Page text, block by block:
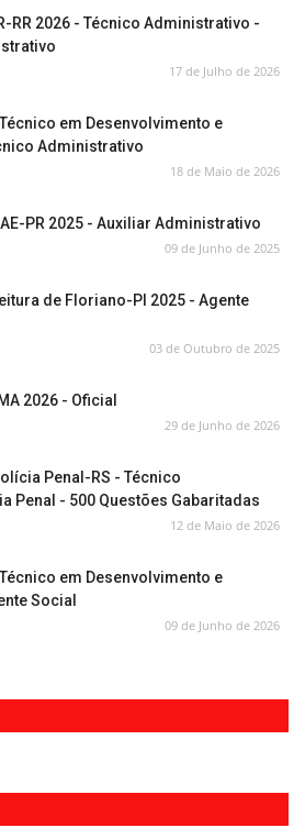
RR 2026 - Técnico Administrativo -
17 de Julho de 2026
em Desenvolvimento e
Administrativo
18 de Maio de 2026
PR 2025 - Auxiliar Administrativo
09 de Junho de 2025
de Floriano-PI 2025 - Agente
03 de Outubro de 2025
2026 - Oficial
29 de Junho de 2026
Penal-RS - Técnico
Penal - 500 Questões Gabaritadas
12 de Maio de 2026
em Desenvolvimento e
Social
09 de Junho de 2026